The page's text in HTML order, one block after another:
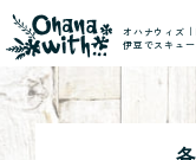
オハナウィズ
伊豆でスキュ